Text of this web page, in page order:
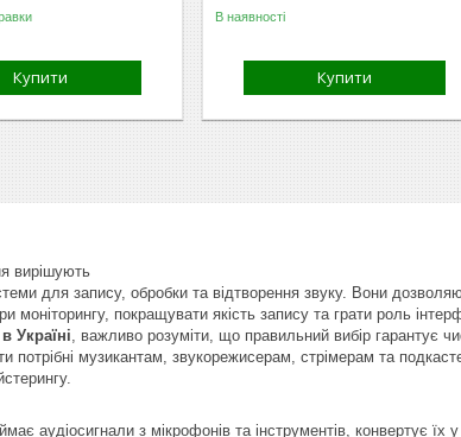
Купити
В наявності
Купити
вирішують
для запису, обробки та відтворення звуку. Вони
моніторингу, покращувати якість запису та грати роль
Україні, важливо розуміти, що правильний вибір гарантує
потрібні музикантам, звукорежисерам, стрімерам та
аудіосигнали з мікрофонів та інструментів, конвертує